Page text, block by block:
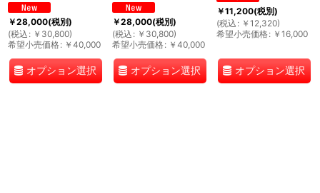
￥28,000(税別)
(税込 : ￥ 30,800)
希望小売価格: ￥ 40,000
オプション選択
￥28,000(税別)
(税込 : ￥ 30,800)
希望小売価格: ￥ 40,000
オプション選択
￥11,200(税別)
(税込 : ￥ 12,320)
希望小売価格: ￥ 16,000
オプション選択